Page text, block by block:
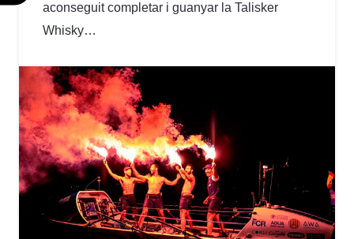
aconseguit completar i guanyar la Talisker
Whisky…